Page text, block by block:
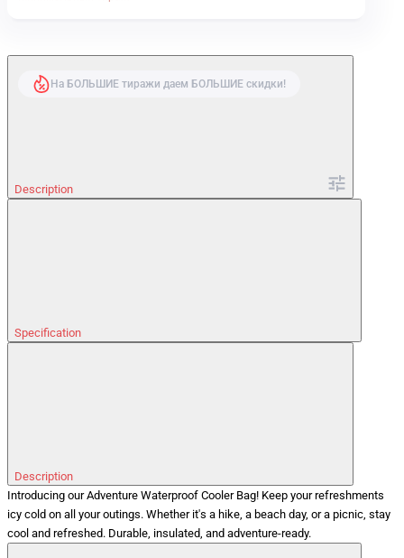
На БОЛЬШИЕ тиражи даем БОЛЬШИЕ скидки!
Description
Specification
Description
Introducing our Adventure Waterproof Cooler Bag! Keep your refreshments
icy cold on all your outings. Whether it's a hike, a beach day, or a picnic, stay
cool and refreshed. Durable, insulated, and adventure-ready.